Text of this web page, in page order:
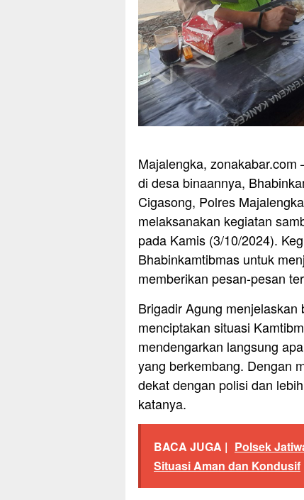
Majalengka,
di desa binaannya,
Cigasong, Polres
melaksanakan kegiatan
pada Kamis (3/10/2024).
Bhabinkamtibmas untuk
memberikan pesan-pesan
Brigadir Agung
menciptakan situasi
mendengarkan langsung
yang berkembang. Dengan
dekat dengan polisi dan
katanya.
BACA JUGA | Polsek
Situasi Aman dan Kondusif